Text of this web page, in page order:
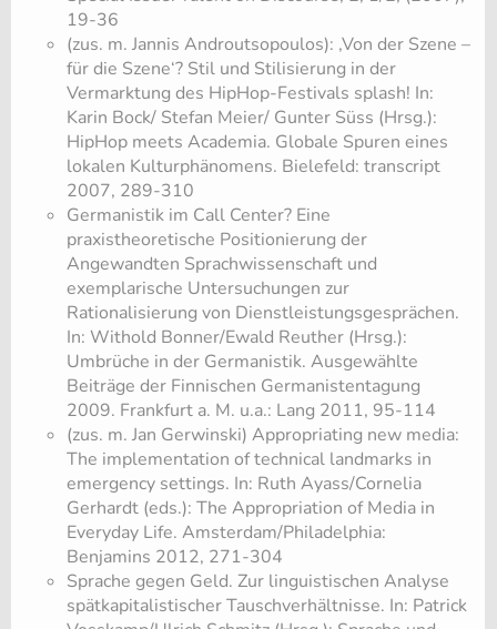
19-36
(zus. m. Jannis Androutsopoulos): ‚Von der Szene –
für die Szene‘? Stil und Stilisierung in der
Vermarktung des HipHop-Festivals splash! In:
Karin Bock/ Stefan Meier/ Gunter Süss (Hrsg.):
HipHop meets Academia. Globale Spuren eines
lokalen Kulturphänomens. Bielefeld: transc​ript
2007, 289-310
Germanistik im Call Center? Eine
praxistheoretische Positionierung der
Angewandten Sprachwissenschaft und
exemplarische Untersuchungen zur
Rationalisierung von Dienstleistungsgesprächen.
In: Withold Bonner/Ewald Reuther (Hrsg.):
Umbrüche in der Germanistik. Ausgewählte
Beiträge der Finnischen Germanistentagung
2009. Frankfurt a. M. u.a.: Lang 2011, 95-114
(zus. m. Jan Gerwinski) Appropriating new media:
The implementation of technical landmarks in
emergency settings. In: Ruth Ayass/Cornelia
Gerhardt (eds.): The Appropriation of Media in
Everyday Life. Amsterdam/Philadelphia:
Benjamins 2012, 271-304
Sprache gegen Geld. Zur linguistischen Analyse
spätkapitalistischer Tauschverhältnisse. In: Patrick